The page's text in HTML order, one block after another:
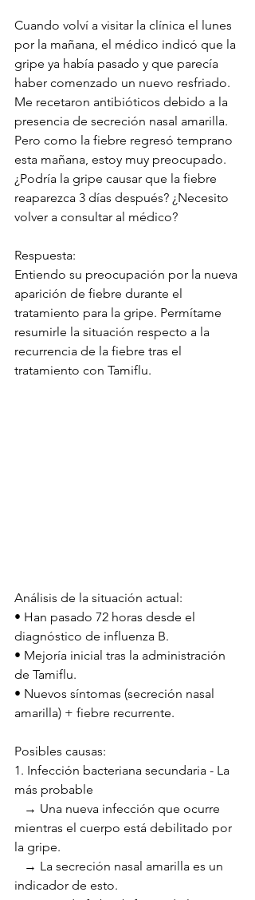
Cuando volví a visitar la clínica el lunes
por la mañana, el médico indicó que la
gripe ya había pasado y que parecía
haber comenzado un nuevo resfriado.
Me recetaron antibióticos debido a la
presencia de secreción nasal amarilla.
Pero como la fiebre regresó temprano
esta mañana, estoy muy preocupado.
¿Podría la gripe causar que la fiebre
reaparezca 3 días después? ¿Necesito
volver a consultar al médico?
Respuesta:
Entiendo su preocupación por la nueva
aparición de fiebre durante el
tratamiento para la gripe. Permítame
resumirle la situación respecto a la
recurrencia de la fiebre tras el
tratamiento con Tamiflu.
Análisis de la situación actual:
• Han pasado 72 horas desde el
diagnóstico de influenza B.
• Mejoría inicial tras la administración
de Tamiflu.
• Nuevos síntomas (secreción nasal
amarilla) + fiebre recurrente.
Posibles causas:
1. Infección bacteriana secundaria - La
más probable
mientras el cuerpo está debilitado por
la gripe.
indicador de esto.